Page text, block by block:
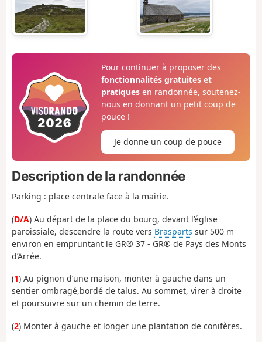
Pour continuer à proposer des
fonctionnalités gratuites et
pratiquesen randonnée, soutenez-
nous en donnant un petit coup de
pouce !
Je donne un coup de pouce
Description de la randonnée
Parking : place centrale face à la mairie.
(D/A) Au départ de la place du bourg, devant l’église
paroissiale, descendre la route vers Brasparts sur 500 m
environ en empruntant le GR® 37 - GR® de Pays des Monts
d’Arrée.
(1) Au pignon d’une maison, monter à gauche dans un
sentier ombragé,bordé de talus. Au sommet, virer à droite
et poursuivre sur un chemin de terre.
(2) Monter à gauche et longer une plantation de conifères.